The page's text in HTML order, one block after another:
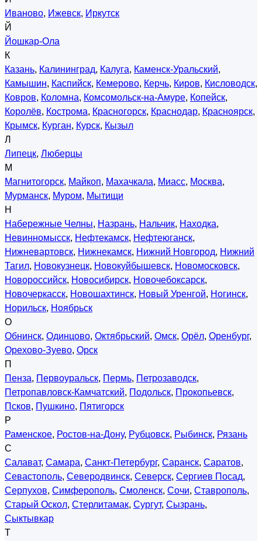
Иваново, Ижевск, Иркутск
Й
Йошкар-Ола
К
Казань, Калининград, Калуга, Каменск-Уральский,
Камышин, Каспийск, Кемерово, Керчь, Киров, Кисловодск,
Ковров, Коломна, Комсомольск-на-Амуре, Копейск,
Королёв, Кострома, Красногорск, Краснодар, Красноярск,
Крымск, Курган, Курск, Кызыл
Л
Липецк, Люберцы
М
Магнитогорск, Майкоп, Махачкала, Миасс, Москва,
Мурманск, Муром, Мытищи
Н
Набережные Челны, Назрань, Нальчик, Находка,
Невинномысск, Нефтекамск, Нефтеюганск,
Нижневартовск, Нижнекамск, Нижний Новгород, Нижний
Тагил, Новокузнецк, Новокуйбышевск, Новомосковск,
Новороссийск, Новосибирск, Новочебоксарск,
Новочеркасск, Новошахтинск, Новый Уренгой, Ногинск,
Норильск, Ноябрьск
О
Обнинск, Одинцово, Октябрьский, Омск, Орёл, Оренбург,
Орехово-Зуево, Орск
П
Пенза, Первоуральск, Пермь, Петрозаводск,
Петропавловск-Камчатский, Подольск, Прокопьевск,
Псков, Пушкино, Пятигорск
Р
Раменское, Ростов-на-Дону, Рубцовск, Рыбинск, Рязань
С
Салават, Самара, Санкт-Петербург, Саранск, Саратов,
Севастополь, Северодвинск, Северск, Сергиев Посад,
Серпухов, Симферополь, Смоленск, Сочи, Ставрополь,
Старый Оскол, Стерлитамак, Сургут, Сызрань,
Сыктывкар
Т